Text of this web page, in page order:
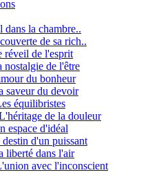
dans la chambre..
de sa rich..
réveil de l'esprit
nostalgie de l'être
du bonheur
saveur du devoir
équilibristes
de la douleur
espace d'idéal
d'un puissant
liberté dans l'air
avec l'inconscient